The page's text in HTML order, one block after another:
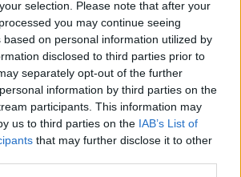
selection. Please note that after your
you may continue seeing
based on personal information utilized by
disclosed to third parties prior to
separately opt-out of the further
information by third parties on the
participants. This information may
us to third parties on the IAB’s List of
that may further disclose it to other
Αρκαδίας του
στο συλλαλητήριο για